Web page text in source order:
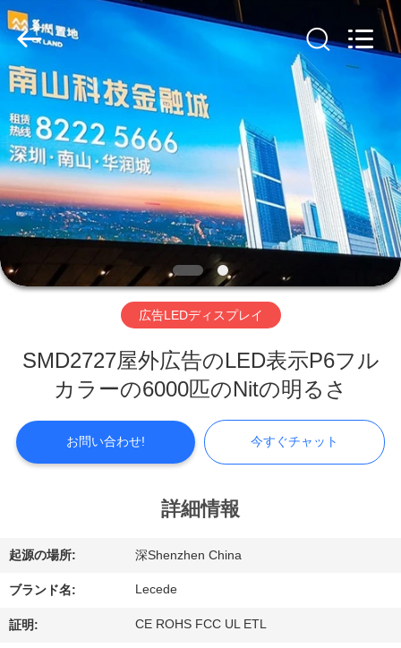
家
製
品
ビ
デ
シ
ョ
私
達
に
©
2020
2026
Silk
Road
Enterprise
Management
Co.,LTD.
All
Rights
Reserved.
Developed
by
ECER
広告LEDディスプレイ
SMD2727屋外広告のLED表示P6フル
カラーの6000匹のNitの明るさ
お問い合わせ! 今すぐチャット
詳細情報
起源の場所: 深Shenzhen China
ブランド名: Lecede
証明: CE ROHS FCC UL ETL